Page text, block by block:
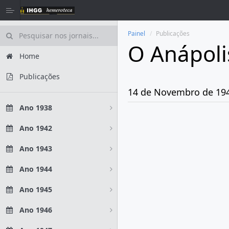
Home
Publicações
Ano 1938
Ano 1942
Ano 1943
Ano 1944
Ano 1945
Ano 1946
Painel Publicações
O
14 de Novembro de